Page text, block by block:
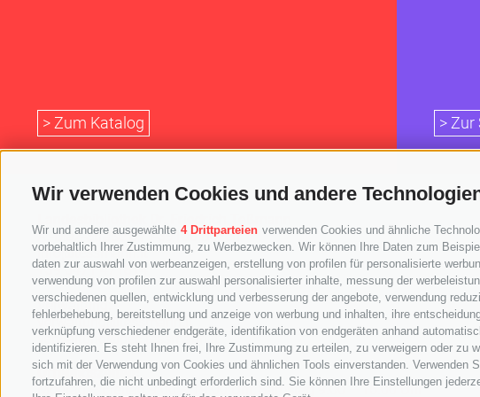
Wir verwenden Cookies und andere
Wir und andere ausgewählte 4 Drittparteien verwenden Cookies und ähnliche
vorbehaltlich Ihrer Zustimmung, zu Werbezwecken. Wir können Ihre Daten zum
daten zur auswahl von werbeanzeigen, erstellung von profilen für personalisierte
verwendung von profilen zur auswahl personalisierter inhalte, messung der
verschiedenen quellen, entwicklung und verbesserung der angebote, verwendung
fehlerbehebung, bereitstellung und anzeige von werbung und inhalten, ihre
verknüpfung verschiedener endgeräte, identifikation von endgeräten anhand
identifizieren. Es steht Ihnen frei, Ihre Zustimmung zu erteilen, zu verweigern oder zu
sich mit der Verwendung von Cookies und ähnlichen Tools einverstanden.
fortzufahren, die nicht unbedingt erforderlich sind. Sie können Ihre Einstellungen
> Zum Katalog > Zur
A.-Diaz-Straße 8 / I-39100 Bozen
info@tessmann.it
+39 0471 471814
Verwaltung:
verwaltung@tessmann.it
verwaltung@pec.tessmann.it
Öffnungszeiten:
Montag – Freitag 9.00 – 19.00 Uhr, Samstag 9.00 – 16.00 Uhr